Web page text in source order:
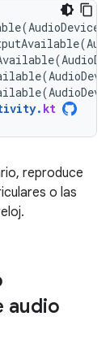
(
(
(
(
(
. kt
reproduce
o las
audio